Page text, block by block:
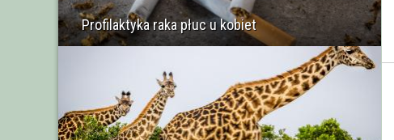
Profilaktyka raka płuc u kobiet